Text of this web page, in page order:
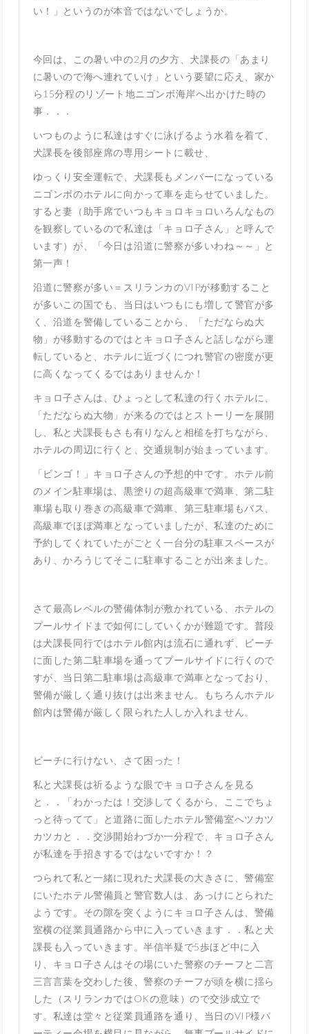
い！」というのが本音ではないでしょうか。
今回は、この暑い中の2月の夕方、犬課長の「あまり
に暑いので海へ連れていけ」という要望に応え、家か
ら15分程のリゾート地ニゴンボ海岸へ出かけた時の
事．．．
いつものように私達はすぐに泳げるよう水着を着て、
犬課長を後部座席の専用シートに載せ、
ゆっくり安全運転で、犬課長もメンバーになっている
ニゴンボのホテルに向かって車を走らせていました。
すると妻（助手席でいつもキョロキョロいろんなもの
を観察しているので私達は「キョロ子さん」と呼んで
います）が、「今日は沿道に警察が多いわね～～」と
第一声！
沿道に警察が多い＝スリランカのVIPが移動すること
が多いこの国でも、当日はいつもにも増して警官が多
く、沿道を警備していることから、「ただならぬ大
物」が移動するのではとキョロ子さんと話しながら運
転していると、ホテルに近づくにつれ警官の密度が更
に高くなってくるではありませんか！
キョロ子さんは、ひょっとして私達の行くホテルに、
「ただならぬ大物」が来るのではとストーリーを展開
し、私と犬課長もさも有りなんと相槌を打ちながら、
ホテルの周辺に行くと、交通規制が始まっています。
「ビンゴ！」キョロ子さんの予想的中です。ホテル前
のメイン駐車場は、黒塗りの超高級車で満車、第二駐
車場も取り巻きの高級車で満車、第三駐車場もバス、
高級車でほぼ満車となっていましたが、私達のために
予約してくれていたがごとく一台分の駐車スペースが
あり、かろうじてそこに駐車することが出来ました。
さて最高レベルの警備体制が敷かれている、ホテルの
プールサイドまで如何にしていくかが難題です。普段
は犬課長同行ではホテル館内は流石に通れず、ビーチ
に面した第二駐車場を通ってプールサイドに行くので
すが、当日第二駐車場は高級車で満車となっており、
警備が厳しく通り抜けは出来ません。もちろんホテル
館内は警備が厳しく限られた人しか入れません。
ビーチに行けない、さて困った！
私と犬課長は祈るような眼でキョロ子さんを見る
と．．「わかったは！交渉してくるから、ここでちょ
っと待ってて」と道路に面したホテル警備室へツカツ
カツカと．．交渉開始わづか一分程で、キョロ子さん
が私達を手招きするではないですか！？
つられて私と一緒に現れた犬課長の大きさに、警備室
にいたホテル警備員と警官数人は、あっけにとられた
ようです。その隙を突くようにキョロ子さんは、警備
室横の従業員通路から中に入っていきます．．私と犬
課長も入っていきます。半信半疑で5歩ほど中に入
り、キョロ子さんはその場にいた警察のチーフと二言
三言言葉を交わした後、警察のチーフが頭を横に揺ら
した（スリランカではOKの意味）ので交渉成立で
す。私達は堂々と従業員通路を通り、当日のVIP様パ